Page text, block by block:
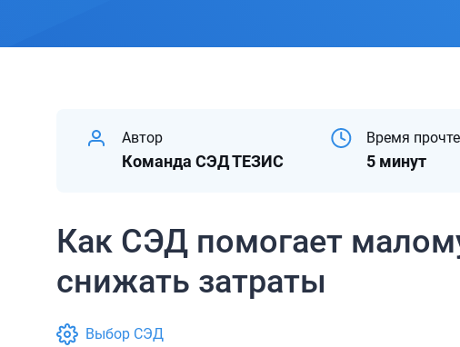
Автор
Команда СЭД ТЕЗИС
Время
5 минут
Как СЭД помогает
снижать затраты
Выбор СЭД